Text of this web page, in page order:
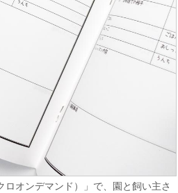
ロオンデマンド）」で、園と飼い主さ